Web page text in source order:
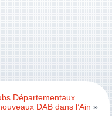
Départementaux
DAB dans l’Ain »